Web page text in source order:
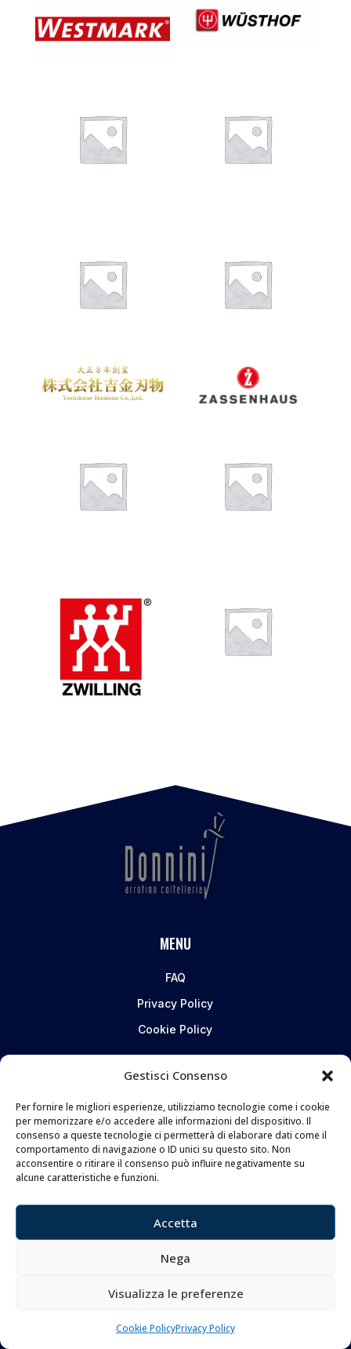
Gestisci Consenso
Per fornire le migliori esperienze, utilizziamo tecnologie come i cookie
per memorizzare e/o accedere alle informazioni del dispositivo. Il
consenso a queste tecnologie ci permetterà di elaborare dati come il
comportamento di navigazione o ID unici su questo sito. Non
acconsentire o ritirare il consenso può influire negativamente su
alcune caratteristiche e funzioni.
Accetta
Nega
Visualizza le preferenze
Cookie PolicyPrivacy Policy
MENU
FAQ
Privacy Policy
Cookie Policy
CONTATTI
Coltelleria Donnini s.n.c.
di Leonardo e Silvia Donnini
Via Giovanni Lanza, 70 – 50136 FIRENZE
Telefono e WhatsApp:
FOLLOW